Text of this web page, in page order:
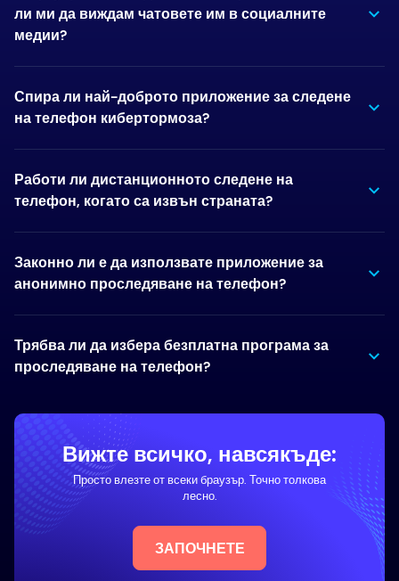
ли ми да виждам чатовете им в социалните
медии?
Спира ли най-доброто приложение за следене
на телефон кибертормоза?
Работи ли дистанционното следене на
телефон, когато са извън страната?
Законно ли е да използвате приложение за
анонимно проследяване на телефон?
Трябва ли да избера безплатна програма за
проследяване на телефон?
Вижте всичко, навсякъде:
Просто влезте от всеки браузър. Точно толкова
лесно.
ЗАПОЧНЕТЕ